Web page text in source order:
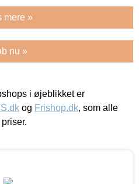
mere »
nu »
i øjeblikket er
og Frishop.dk, som alle